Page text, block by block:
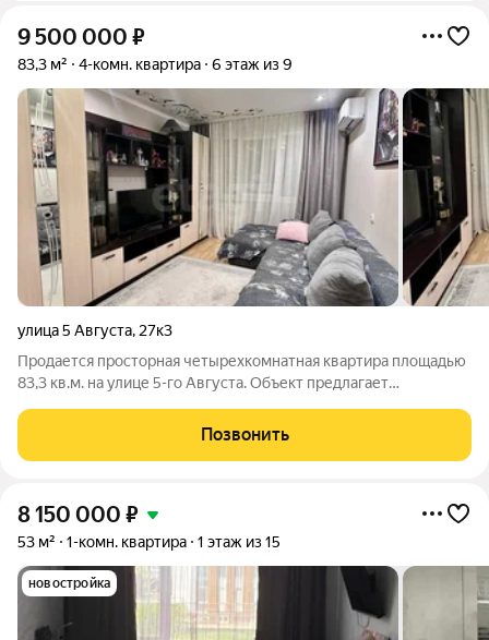
9 500 000 ₽
83,3 м² 4-комн. квартира 6 этаж из 9
улица 5 Августа, 27к3
Продается просторная четырехкомнатная квартира площадью
83,3 кв.м. на улице 5-го Августа. Объект предлагает
комнатами, что создает комфортные условия для жизни
большой семьи или организации личного
Позвонить
8 150 000 ₽
53 м² 1-комн. квартира 1 этаж из 15
новостройка